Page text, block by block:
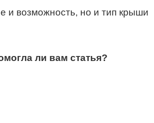
и возможность, но и тип крыши
ли вам статья?